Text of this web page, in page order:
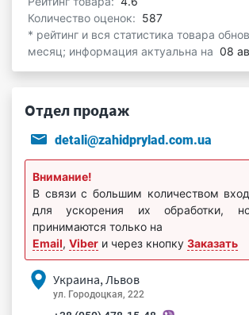
Количество оценок: 587
* рейтинг и вся статистика товара
месяц; информация актуальна на 08
Отдел продаж
detali@zahidprylad.com.ua
Внимание!
В связи с большим количеством
для ускорения их обработки,
принимаются только на
Email, Viber и через кнопку Заказать
Украина, Львов
ул. Городоцкая, 222